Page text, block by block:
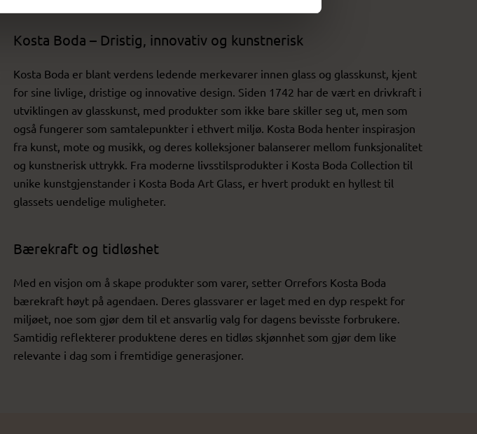
Kosta Boda – Dristig, innovativ og kunstnerisk
Kosta Boda er blant verdens ledende merkevarer innen glass og glasskunst, kjent
for sine livlige, dristige og innovative design. Siden 1742 har de vært en drivkraft i
utviklingen av glasskunst, med produkter som ikke bare skiller seg ut, men som
også fungerer som samtalepunkter i ethvert miljø. Kosta Boda henter inspirasjon
fra kunst, mote og musikk, og deres kolleksjoner balanserer mellom funksjonalitet
og kunstnerisk uttrykk. Fra moderne livsstilsprodukter i Kosta Boda Collection til
unike kunstgjenstander i Kosta Boda Art Glass, er hvert produkt en hyllest til
glassets uendelige muligheter.
Bærekraft og tidløshet
Med en visjon om å skape produkter som varer, setter Orrefors Kosta Boda
bærekraft høyt på agendaen. Deres glassvarer er laget med en dyp respekt for
miljøet, noe som gjør dem til et ansvarlig valg for dagens bevisste forbrukere.
Samtidig reflekterer produktene deres en tidløs skjønnhet som gjør dem like
relevante i dag som i fremtidige generasjoner.